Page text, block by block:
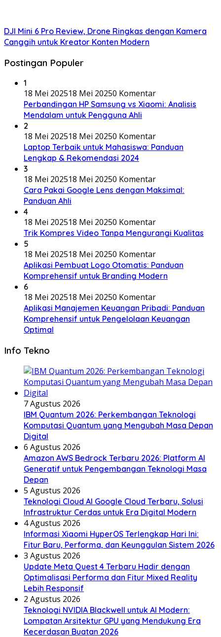
DJI Mini 6 Pro Review, Drone Ringkas dengan Kamera
Canggih untuk Kreator Konten Modern
Postingan Populer
1
18 Mei 202518 Mei 20250 Komentar
Perbandingan HP Samsung vs Xiaomi: Analisis
Mendalam untuk Pengguna Ahli
2
18 Mei 202518 Mei 20250 Komentar
Laptop Terbaik untuk Mahasiswa: Panduan
Lengkap & Rekomendasi 2024
3
18 Mei 202518 Mei 20250 Komentar
Cara Pakai Google Lens dengan Maksimal:
Panduan Ahli
4
18 Mei 202518 Mei 20250 Komentar
Trik Kompres Video Tanpa Mengurangi Kualitas
5
18 Mei 202518 Mei 20250 Komentar
Aplikasi Pembuat Logo Otomatis: Panduan
Komprehensif untuk Branding Modern
6
18 Mei 202518 Mei 20250 Komentar
Aplikasi Manajemen Keuangan Pribadi: Panduan
Komprehensif untuk Pengelolaan Keuangan
Optimal
Info Tekno
7 Agustus 2026
IBM Quantum 2026: Perkembangan Teknologi
Komputasi Quantum yang Mengubah Masa Depan
Digital
6 Agustus 2026
Amazon AWS Bedrock Terbaru 2026: Platform AI
Generatif untuk Pengembangan Teknologi Masa
Depan
5 Agustus 2026
Teknologi Cloud AI Google Cloud Terbaru, Solusi
Infrastruktur Cerdas untuk Era Digital Modern
4 Agustus 2026
Informasi Xiaomi HyperOS Terlengkap Hari Ini:
Fitur Baru, Performa, dan Keunggulan Sistem 2026
3 Agustus 2026
Update Meta Quest 4 Terbaru Hadir dengan
Optimalisasi Performa dan Fitur Mixed Reality
Lebih Responsif
2 Agustus 2026
Teknologi NVIDIA Blackwell untuk AI Modern:
Lompatan Arsitektur GPU yang Mendukung Era
Kecerdasan Buatan 2026